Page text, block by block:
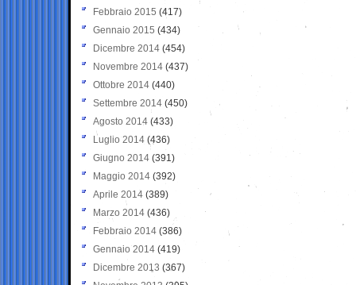
Febbraio 2015 (417)
Gennaio 2015 (434)
Dicembre 2014 (454)
Novembre 2014 (437)
Ottobre 2014 (440)
Settembre 2014 (450)
Agosto 2014 (433)
Luglio 2014 (436)
Giugno 2014 (391)
Maggio 2014 (392)
Aprile 2014 (389)
Marzo 2014 (436)
Febbraio 2014 (386)
Gennaio 2014 (419)
Dicembre 2013 (367)